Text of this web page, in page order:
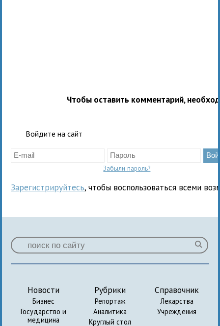
Чтобы оставить комментарий,
Войдите на сайт
Забыли пароль?
Зарегистрируйтесь, чтобы воспользоваться всеми
Новости
Бизнес
Государство и
медицина
Рубрики
Репортаж
Аналитика
Круглый стол
Справочник
Лекарства
Учреждения